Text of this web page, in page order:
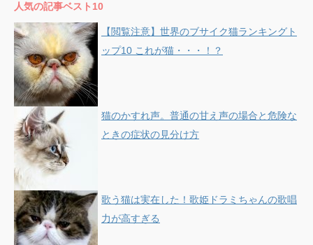
人気の記事ベスト10
【閲覧注意】世界のブサイク猫ランキングト
ップ10 これが猫・・・！？
猫のかすれ声。普通の甘え声の場合と危険な
ときの症状の見分け方
歌う猫は実在した！歌姫ドラミちゃんの歌唱
力が高すぎる